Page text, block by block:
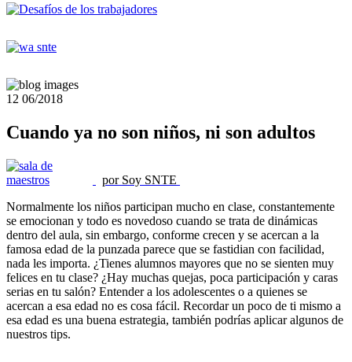
12 06/2018
Cuando ya no son niños, ni son adultos
por Soy SNTE
Normalmente los niños participan mucho en clase, constantemente
se emocionan y todo es novedoso cuando se trata de dinámicas
dentro del aula, sin embargo, conforme crecen y se acercan a la
famosa edad de la punzada parece que se fastidian con facilidad,
nada les importa. ¿Tienes alumnos mayores que no se sienten muy
felices en tu clase? ¿Hay muchas quejas, poca participación y caras
serias en tu salón? Entender a los adolescentes o a quienes se
acercan a esa edad no es cosa fácil. Recordar un poco de ti mismo a
esa edad es una buena estrategia, también podrías aplicar algunos de
nuestros tips.